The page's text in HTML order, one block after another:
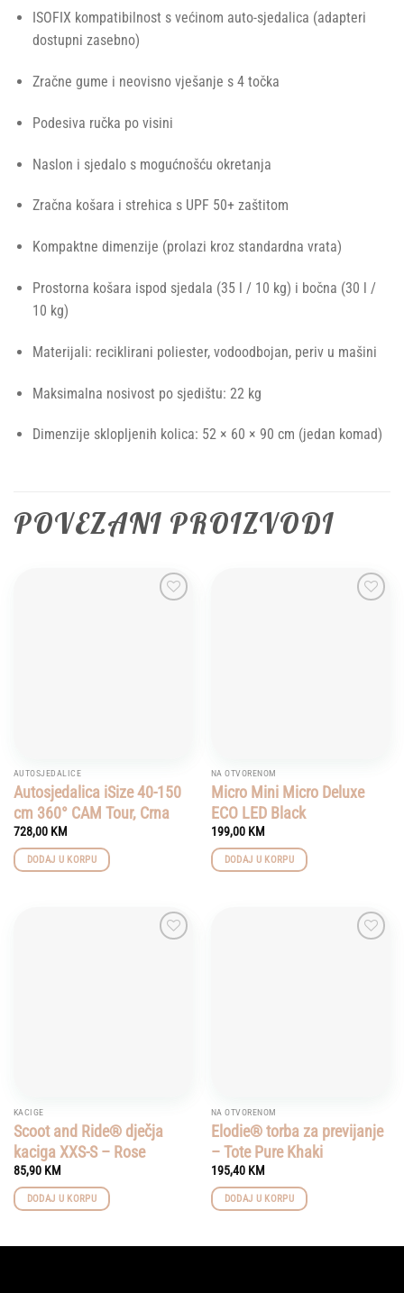
ISOFIX kompatibilnost s većinom auto-sjedalica (adapteri
dostupni zasebno)
Zračne gume i neovisno vješanje s 4 točka
Podesiva ručka po visini
Naslon i sjedalo s mogućnošću okretanja
Zračna košara i strehica s UPF 50+ zaštitom
Kompaktne dimenzije (prolazi kroz standardna vrata)
Prostorna košara ispod sjedala (35 l / 10 kg) i bočna (30 l /
10 kg)
Materijali: reciklirani poliester, vodoodbojan, periv u mašini
Maksimalna nosivost po sjedištu: 22 kg
Dimenzije sklopljenih kolica: 52 × 60 × 90 cm (jedan komad)
POVEZANI PROIZVODI
AUTOSJEDALICE
Autosjedalica iSize 40-150
cm 360° CAM Tour, Crna
728,00 KM
DODAJ U KORPU
NA OTVORENOM
Micro Mini Micro Deluxe
ECO LED Black
199,00 KM
DODAJ U KORPU
KACIGE
Scoot and Ride® dječja
kaciga XXS-S – Rose
85,90 KM
DODAJ U KORPU
NA OTVORENOM
Elodie® torba za previjanje
– Tote Pure Khaki
195,40 KM
DODAJ U KORPU